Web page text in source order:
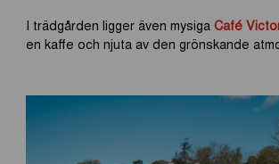
I trädgården ligger även mysigaCafé
en kaffe och njuta av den grönskande